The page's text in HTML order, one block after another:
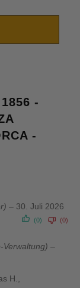
-
-
– 30. Juli 2026
(0) (0)
Verwaltung) –
H.,